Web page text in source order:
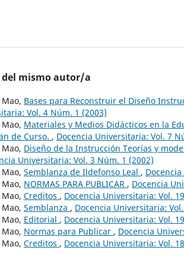
mismo autor/a
Bases para Reconstruir el Diseño
Vol. 4 Núm. 1 (2003)
Materiales y Medios Didácticos en la
de Curso. , Docencia Universitaria: Vol. 7
Diseño de la Instrucción Teorías y
Universitaria: Vol. 3 Núm. 1 (2002)
Semblanza de Ildefonso Leal ,
NORMAS PARA PUBLICAR , Docencia
Creditos , Docencia Universitaria: Vol.
Semblanza , Docencia Universitaria:
Editorial , Docencia Universitaria: Vol.
Normas para Publicar , Docencia
Creditos , Docencia Universitaria: Vol.